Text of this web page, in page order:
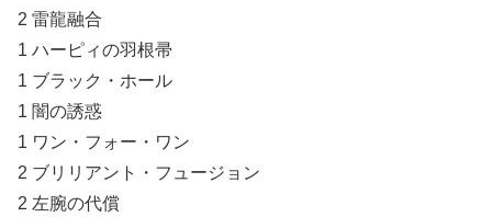
2 雷龍融合
1 ハーピィの羽根帚
1 ブラック・ホール
1 闇の誘惑
1 ワン・フォー・ワン
2 ブリリアント・フュージョン
2 左腕の代償